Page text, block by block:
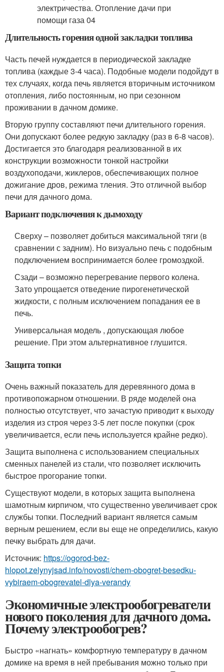
Длительность горения одной закладки топлива
Часть печей нуждается в периодической закладке
топлива (каждые 3-4 часа). Подобные модели подойдут в
тех случаях, когда печь является вторичным источником
отопления, либо постоянным, но при сезонном
проживании в дачном домике.
Вторую группу составляют печи длительного горения.
Они допускают более редкую закладку (раз в 6-8 часов).
Достигается это благодаря реализованной в их
конструкции возможности тонкой настройки
воздухоподачи, жиклеров, обеспечивающих полное
дожигание дров, режима тления. Это отличной выбор
печи для дачного дома.
Вариант подключения к дымоходу
Сверху – позволяет добиться максимальной тяги (в
сравнении с задним). Но визуально печь с подобным
подключением воспринимается более громоздкой.
Сзади – возможно перегревание первого колена.
Зато упрощается отведение пирогенетической
жидкости, с полным исключением попадания ее в
печь.
Универсальная модель , допускающая любое
решение. При этом альтернативное глушится.
Защита топки
Очень важный показатель для деревянного дома в
противопожарном отношении. В ряде моделей она
полностью отсутствует, что зачастую приводит к выходу
изделия из строя через 3-5 лет после покупки (срок
увеличивается, если печь используется крайне редко).
Защита выполнена с использованием специальных
сменных панелей из стали, что позволяет исключить
быстрое прогорание топки.
Существуют модели, в которых защита выполнена
шамотным кирпичом, что существенно увеличивает срок
службы топки. Последний вариант является самым
верным решением, если вы еще не определились, какую
печку выбрать для дачи.
Источник: https://ogorod-bez-
hlopot.zelynyjsad.info/novosti/chem-obogret-besedku-
vybiraem-obogrevatel-dlya-verandy
Экономичные электрообогреватели
нового поколения для дачного дома.
Почему электрообогрев?
Быстро «нагнать» комфортную температуру в дачном
домике на время в ней пребывания можно только при